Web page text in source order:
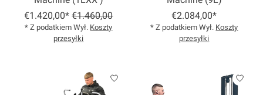
€1.420,00* €1.460,00
* Z podatkiem Wył. Koszty
przesyłki
€2.084,00*
* Z podatkiem Wył. Koszty
przesyłki